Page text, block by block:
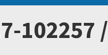
102257 /